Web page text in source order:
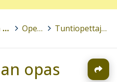
Rovaniemen kansalaisopisto > Opettajille > Tuntiopettajan opas
opas